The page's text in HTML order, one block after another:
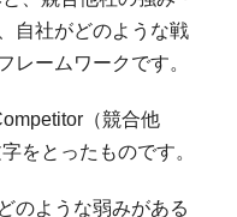
自社がどのような戦
レームワークです。
（競合他
をとったものです。
のような弱みがある